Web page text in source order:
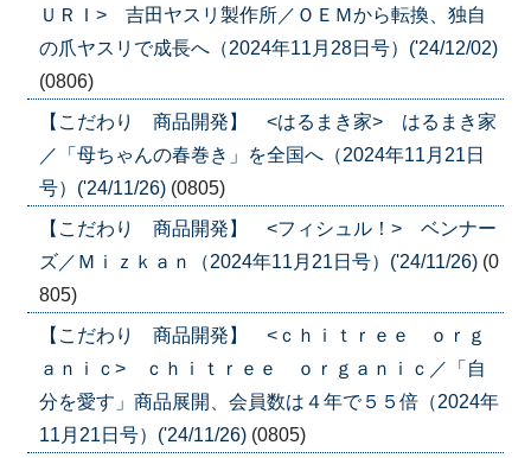
ＵＲＩ> 吉田ヤスリ製作所／ＯＥＭから転換、独自
の爪ヤスリで成長へ（2024年11月28日号）('24/12/02)
(0806)
【こだわり 商品開発】 <はるまき家> はるまき家
／「母ちゃんの春巻き」を全国へ（2024年11月21日
号）('24/11/26) (0805)
【こだわり 商品開発】 <フィシュル！> ベンナー
ズ／Ｍｉｚｋａｎ（2024年11月21日号）('24/11/26) (0
805)
【こだわり 商品開発】 <ｃｈｉｔｒｅｅ ｏｒｇ
ａｎｉｃ> ｃｈｉｔｒｅｅ ｏｒｇａｎｉｃ／「自
分を愛す」商品展開、会員数は４年で５５倍（2024年
11月21日号）('24/11/26) (0805)